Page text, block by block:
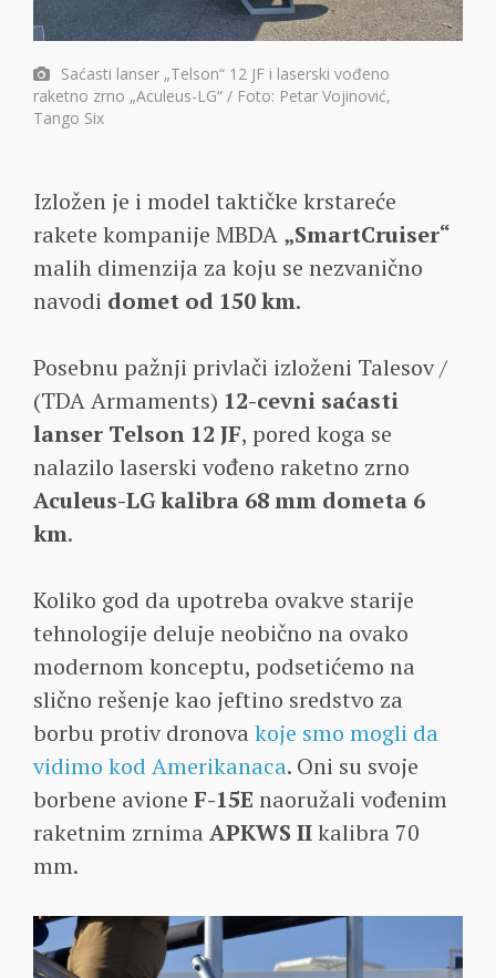
Saćasti lanser „Telson“ 12 JF i laserski vođeno
raketno zrno „Aculeus-LG“ / Foto: Petar Vojinović,
Tango Six
Izložen je i model taktičke krstareće
rakete kompanije MBDA „SmartCruiser“
malih dimenzija za koju se nezvanično
navodi domet od 150 km.
Posebnu pažnji privlači izloženi Talesov /
(TDA Armaments) 12-cevni saćasti
lanser Telson 12 JF, pored koga se
nalazilo laserski vođeno raketno zrno
Aculeus-LG kalibra 68 mm dometa 6
km.
Koliko god da upotreba ovakve starije
tehnologije deluje neobično na ovako
modernom konceptu, podsetićemo na
slično rešenje kao jeftino sredstvo za
borbu protiv dronova koje smo mogli da
vidimo kod Amerikanaca. Oni su svoje
borbene avione F-15E naoružali vođenim
raketnim zrnima APKWS IIkalibra 70
mm.